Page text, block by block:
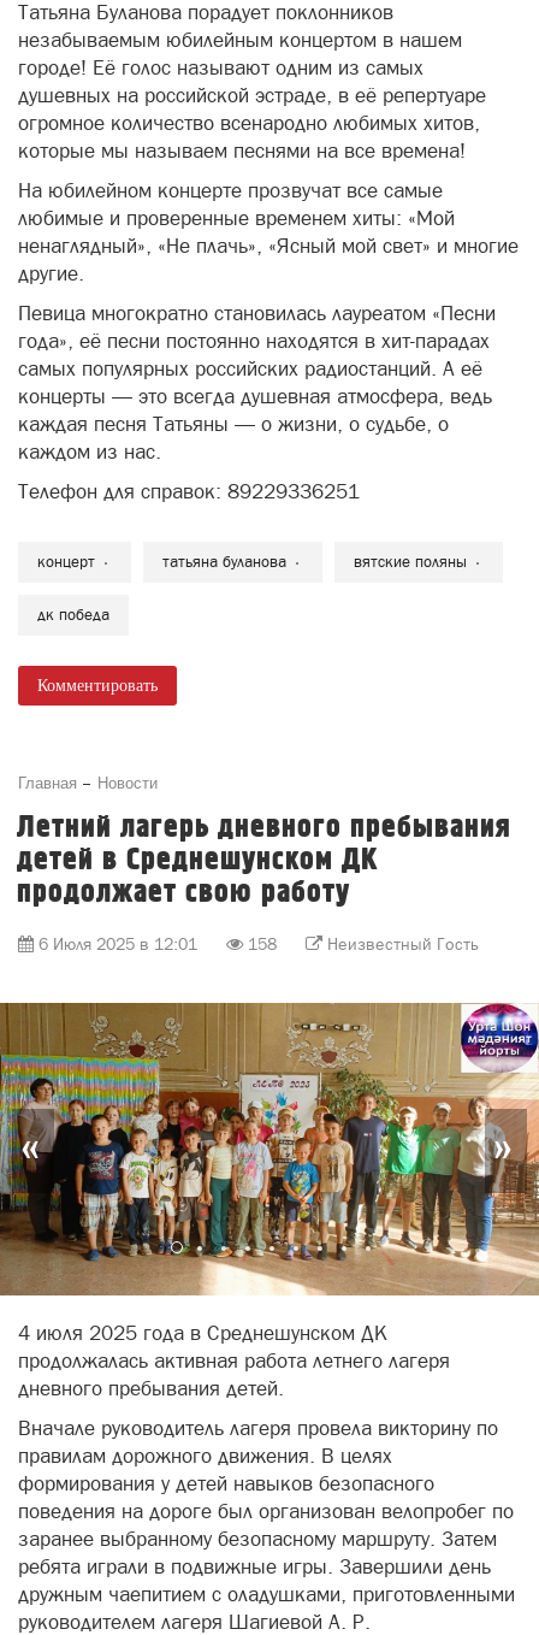
Татьяна Буланова порадует поклонников
незабываемым юбилейным концертом в нашем
городе! Её голос называют одним из самых
душевных на российской эстраде, в её репертуаре
огромное количество всенародно любимых хитов,
которые мы называем песнями на все времена!
На юбилейном концерте прозвучат все самые
любимые и проверенные временем хиты: «Мой
ненаглядный», «Не плачь», «Ясный мой свет» и многие
другие.
Певица многократно становилась лауреатом «Песни
года», её песни постоянно находятся в хит-парадах
самых популярных российских радиостанций. А её
концерты — это всегда душевная атмосфера, ведь
каждая песня Татьяны — о жизни, о судьбе, о
каждом из нас.
Телефон для справок: 89229336251
концерт татьяна буланова вятские поляны
дк победа
Комментировать
Главная Новости
Летний лагерь дневного пребывания
детей в Среднешунском ДК
продолжает свою работу
6 Июля 2025 в 12:01 158 Неизвестный Гость
« »
4 июля 2025 года в Среднешунском ДК
продолжалась активная работа летнего лагеря
дневного пребывания детей.
Вначале руководитель лагеря провела викторину по
правилам дорожного движения. В целях
формирования у детей навыков безопасного
поведения на дороге был организован велопробег по
заранее выбранному безопасному маршруту. Затем
ребята играли в подвижные игры. Завершили день
дружным чаепитием с оладушками, приготовленными
руководителем лагеря Шагиевой А. Р.